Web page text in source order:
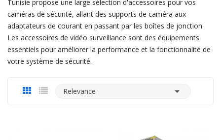
Tunisie propose une large sélection d'accessoires pour vos
caméras de sécurité, allant des supports de caméra aux
adaptateurs de courant en passant par les boîtes de jonction.
Les accessoires de vidéo surveillance sont des équipements
essentiels pour améliorer la performance et la fonctionnalité de
votre système de sécurité.
Relevance 